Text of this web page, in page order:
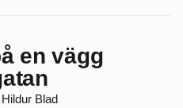
en vägg
Hildur Blad